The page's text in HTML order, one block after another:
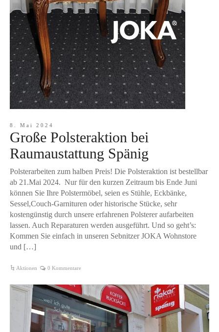
8. Mai 2024
Große Polsteraktion bei
Raumaustattung Spänig
Polsterarbeiten zum halben Preis! Die Polsteraktion ist bestellbar
ab 21.Mai 2024. Nur für den kurzen Zeitraum bis Ende Juni
können Sie Ihre Polstermöbel, seien es Stühle, Eckbänke,
Sessel,Couch-Garnituren oder historische Stücke, sehr
kostengünstig durch unsere erfahrenen Polsterer aufarbeiten
lassen. Auch Reparaturen werden ausgeführt. Und so geht’s:
Kommen Sie einfach in unseren Sebnitzer JOKA Wohnstore
und […]
Aktionen 0 Kommentare